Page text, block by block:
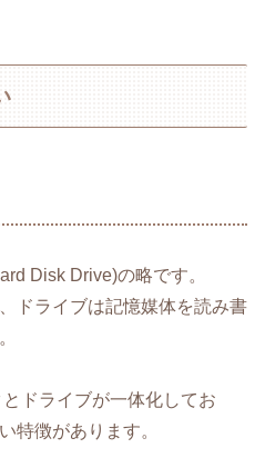
Disk Drive)の略です。
ドライブは記憶媒体を読み書
ドライブが一体化してお
特徴があります。